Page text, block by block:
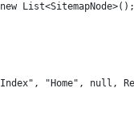
List<SitemapNode>();
"Home", null,